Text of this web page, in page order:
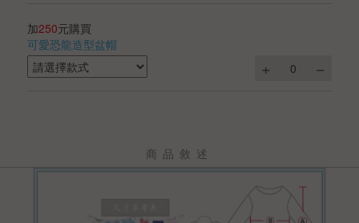
加250元購買
可愛恐龍造型盆帽
商品敘述